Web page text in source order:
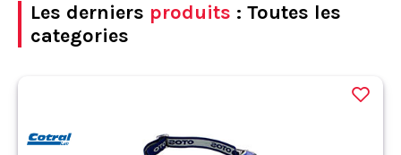
Les derniers produits : Toutes les
categories